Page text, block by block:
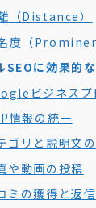
（Distance）
度（
SEOに効果的
ビジネスプ
情報の統一
ゴリと説明文
や動画の投稿
ミの獲得と返信